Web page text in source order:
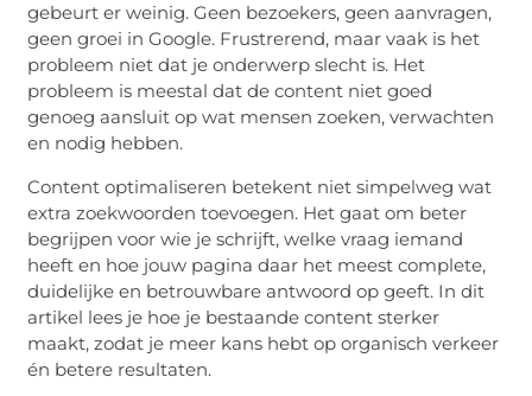
gebeurt er weinig. Geen bezoekers, geen aanvragen,
geen groei in Google. Frustrerend, maar vaak is het
probleem niet dat je onderwerp slecht is. Het
probleem is meestal dat de content niet goed
genoeg aansluit op wat mensen zoeken, verwachten
en nodig hebben.
Content optimaliseren betekent niet simpelweg wat
extra zoekwoorden toevoegen. Het gaat om beter
begrijpen voor wie je schrijft, welke vraag iemand
heeft en hoe jouw pagina daar het meest complete,
duidelijke en betrouwbare antwoord op geeft. In dit
artikel lees je hoe je bestaande content sterker
maakt, zodat je meer kans hebt op organisch verkeer
én betere resultaten.